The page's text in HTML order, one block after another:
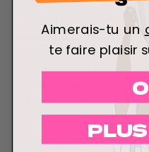
Plongez dans l’univers
un sweatshirt qui
façonné par l’innovateur
Dans l’intimité de son
écran, MJ a été saisi par
Aimerais-tu un
te faire plaisir